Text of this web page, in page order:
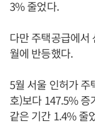
3% 줄었다.
다만 주택공급에서
월에 반등했다.
5월 서울 인허가 주
호)보다 147.5% 증
같은 기간 1.4% 줄